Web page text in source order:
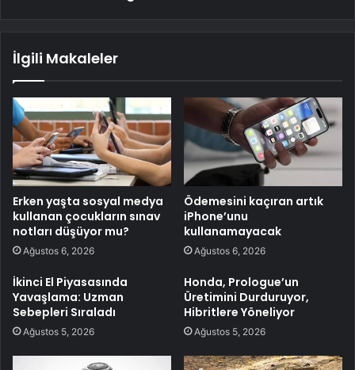
İlgili Makaleler
Erken yaşta sosyal medya
kullanan çocukların sınav
notları düşüyor mu?
Ağustos 6, 2026
Ödemesini kaçıran artık
iPhone’unu
kullanamayacak
Ağustos 6, 2026
İkinci El Piyasasında
Yavaşlama: Uzman
Sebepleri Sıraladı
Ağustos 5, 2026
Honda, Prologue’un
Üretimini Durduruyor,
Hibritlere Yöneliyor
Ağustos 5, 2026